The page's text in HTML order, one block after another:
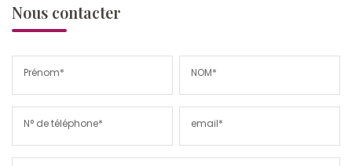
Nous contacter
Prénom* NOM*
N° de téléphone* email*